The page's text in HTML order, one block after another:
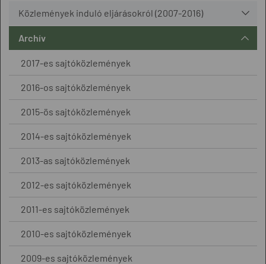
Közlemények induló eljárásokról (2007-2016)
Archív
2017-es sajtóközlemények
2016-os sajtóközlemények
2015-ös sajtóközlemények
2014-es sajtóközlemények
2013-as sajtóközlemények
2012-es sajtóközlemények
2011-es sajtóközlemények
2010-es sajtóközlemények
2009-es sajtóközlemények